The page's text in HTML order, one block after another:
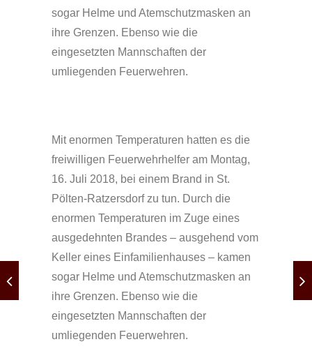
sogar Helme und Atemschutzmasken an
ihre Grenzen. Ebenso wie die
eingesetzten Mannschaften der
umliegenden Feuerwehren.
Mit enormen Temperaturen hatten es die
freiwilligen Feuerwehrhelfer am Montag,
16. Juli 2018, bei einem Brand in St.
Pölten-Ratzersdorf zu tun. Durch die
enormen Temperaturen im Zuge eines
ausgedehnten Brandes – ausgehend vom
Keller eines Einfamilienhauses – kamen
sogar Helme und Atemschutzmasken an
ihre Grenzen. Ebenso wie die
eingesetzten Mannschaften der
umliegenden Feuerwehren.